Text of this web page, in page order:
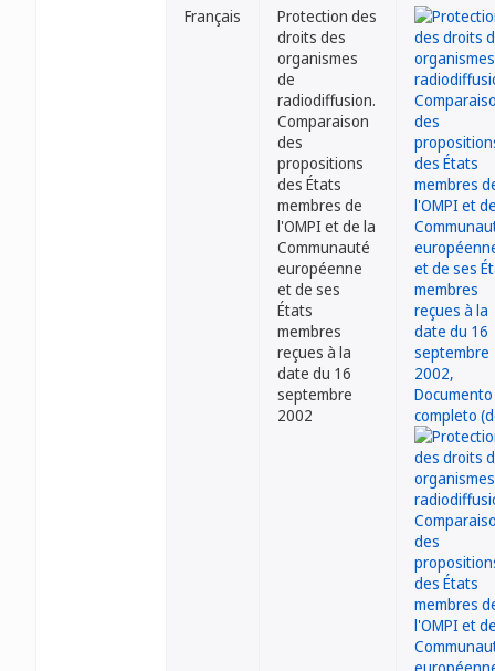
Français
Protection des
droits des
organismes
de
radiodiffusion.
Comparaison
des
propositions
des États
membres de
l'OMPI et de la
Communauté
européenne
et de ses
États
membres
reçues à la
date du 16
septembre
2002